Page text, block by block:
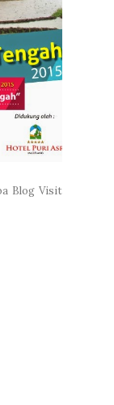
Blog Visit